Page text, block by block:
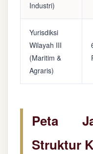
Industri)
Yurisdiksi
Wilayah III
(Maritim &
Agraris)
Peta
Struktur